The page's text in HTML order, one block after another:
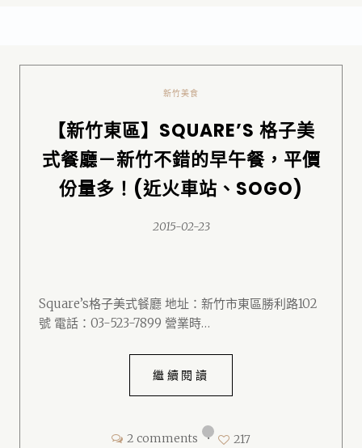
新竹美食
【新竹東區】SQUARE’S 格子美
式餐廳－新竹不錯的早午餐，平價
份量多！(近火車站、SOGO)
2015-02-23
Square’s格子美式餐廳 地址：新竹市東區勝利路102
號 電話：03-523-7899 營業時…
繼續閱讀
2 comments • 217